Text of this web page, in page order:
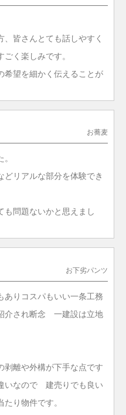
皆さんとても話しやすく
く楽しみです。
希望を細かく伝えることが
お蕎麦
リアルな部分を体験でき
も問題ないかと思えまし
お下劣パンツ
ありコスパもいい一条工務
介され断念 一建設は立地
離や外構が下手な点です
いなので 建売りでも良い
り物件です。